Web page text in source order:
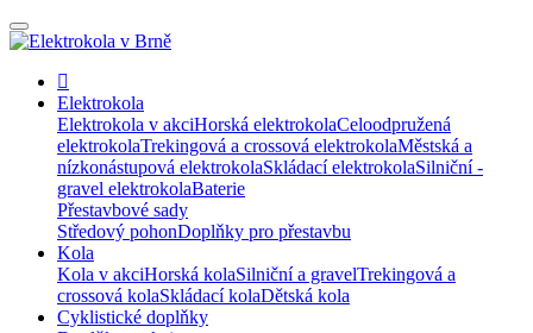
Elektrokola
Elektrokola v akciHorská elektrokolaCeloodpružená
elektrokolaTrekingová a crossová elektrokolaMěstská a
nízkonástupová elektrokolaSkládací elektrokolaSilniční -
gravel elektrokolaBaterie
Přestavbové sady
Středový pohonDoplňky pro přestavbu
Kola
Kola v akciHorská kolaSilniční a gravelTrekingová a
crossová kolaSkládací kolaDětská kola
Cyklistické doplňky